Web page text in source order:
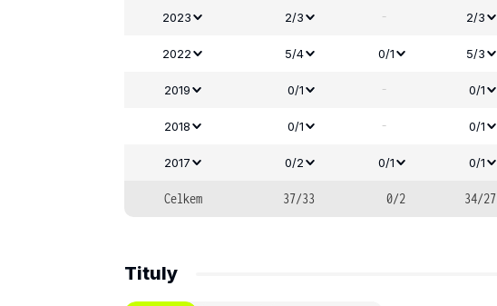
2023 2/3 - 2/3
2022 5/4 0/1 5/3
2019 0/1 - 0/1
2018 0/1 - 0/1
2017 0/2 0/1 0/1
Celkem 37/33 0/2 34/27
Tituly